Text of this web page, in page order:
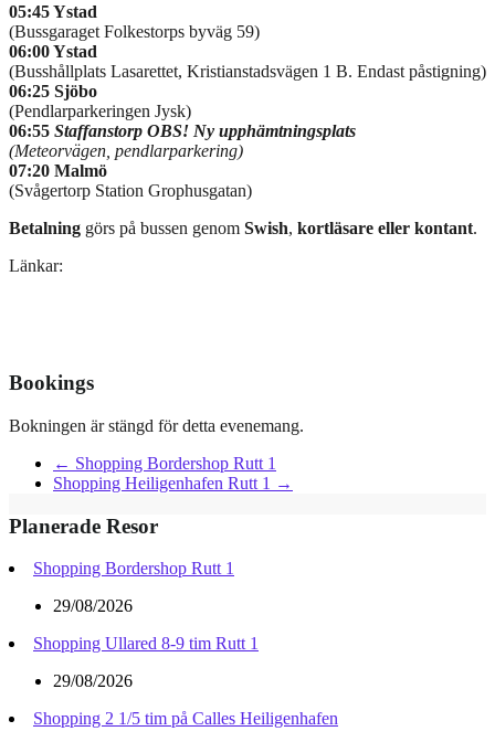
05:45 Ystad
(Bussgaraget Folkestorps byväg 59)
06:00 Ystad
(Busshållplats Lasarettet, Kristianstadsvägen 1 B. Endast påstigning)
06:25 Sjöbo
(Pendlarparkeringen Jysk)
06:55 Staffanstorp OBS! Ny upphämtningsplats
(Meteorvägen, pendlarparkering)
07:20 Malmö
(Svågertorp Station Grophusgatan)
Betalning görs på bussen genom Swish, kortläsare eller kontant.
Länkar:
Bookings
Bokningen är stängd för detta evenemang.
← Shopping Bordershop Rutt 1
Shopping Heiligenhafen Rutt 1 →
Planerade Resor
Shopping Bordershop Rutt 1
29/08/2026
Shopping Ullared 8-9 tim Rutt 1
29/08/2026
Shopping 2 1/5 tim på Calles Heiligenhafen